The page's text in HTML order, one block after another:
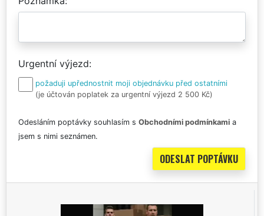
Urgentní výjezd
požaduji upřednostnit moji objednávku před ostatními
(je účtován poplatek za urgentní výjezd 2 500 Kč)
Odesláním poptávky souhlasím s Obchodními podmínkami a
jsem s nimi seznámen.